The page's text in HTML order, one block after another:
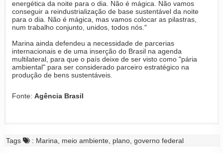
energética da noite para o dia. Não é mágica. Não vamos
conseguir a reindustrialização de base sustentável da noite
para o dia. Não é mágica, mas vamos colocar as pilastras,
num trabalho conjunto, unidos, todos nós."
Marina ainda defendeu a necessidade de parcerias
internacionais e de uma inserção do Brasil na agenda
multilateral, para que o país deixe de ser visto como "pária
ambiental" para ser considerado parceiro estratégico na
produção de bens sustentáveis.
Fonte: Agência Brasil
Tags : Marina, meio ambiente, plano, governo federal